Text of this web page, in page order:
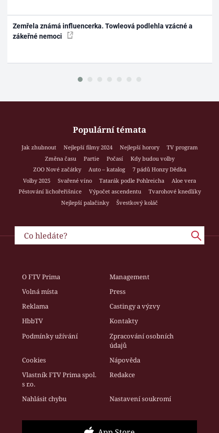
Zemřela známá influencerka. Towleová podlehla vzácné a
zákeřné nemoci
Populární témata
Jak zhubnout Nejlepší filmy 2024 Nejlepší horory
TV program
Změna času
Partie Počasí
Kdy budou volby
ZOO Nové začátky
Auto – katalog
7 pádů Honzy Dědka
Volby 2025
Svařené víno Tatarák podle Pohlreicha
Aloe vera
Pěstování lichořeřišnice
Výpočet ascendentu
Tvarohové knedlíky
Nejlepší palačinky
Švestkový koláč
O FTV Prima
Management
Volná místa
Press
Reklama
Castingy a výzvy
HbbTV
Kontakty
Podmínky užívání
Zpracování osobních
údajů
Cookies
Nápověda
Vlastník FTV Prima spol.
s r.o.
Redakce
Nahlásit chybu Nastavení soukromí